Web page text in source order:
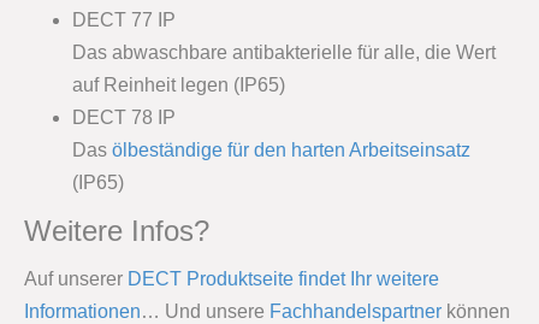
DECT 77 IP
Das abwaschbare antibakterielle für alle, die Wert
auf Reinheit legen (IP65)
DECT 78 IP
Das ölbeständige für den harten Arbeitseinsatz
(IP65)
Weitere Infos?
Auf unserer DECT Produktseite findet Ihr weitere
Informationen… Und unsere Fachhandelspartner können